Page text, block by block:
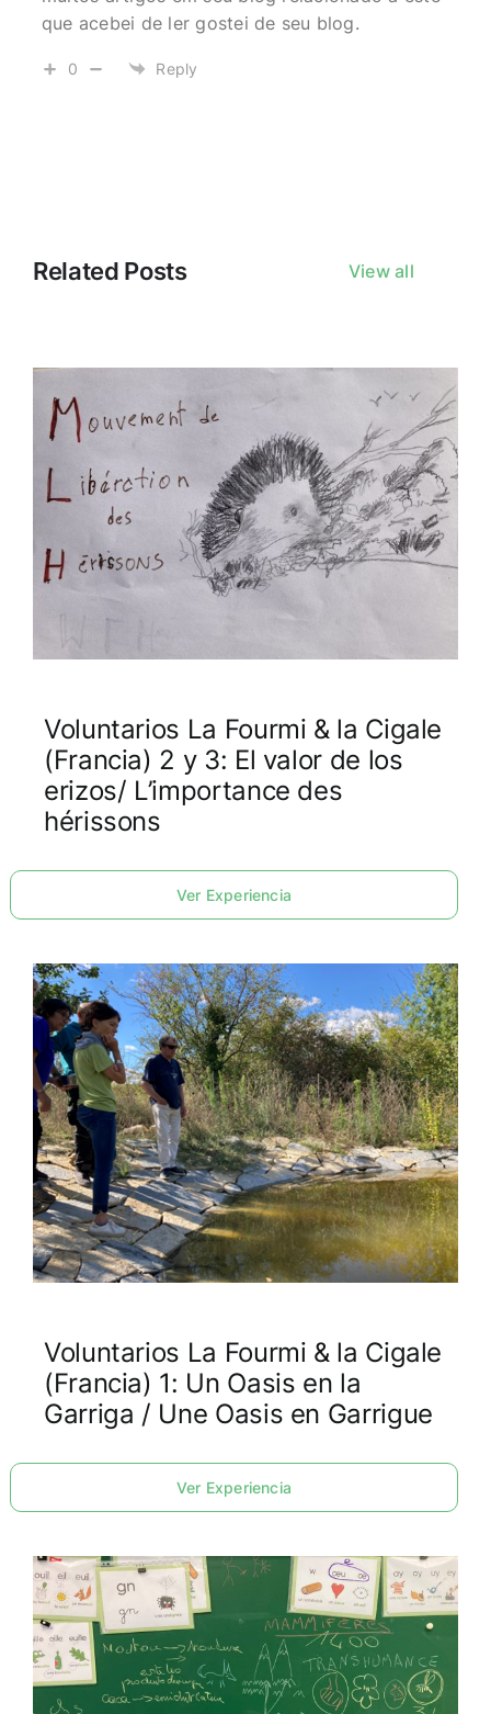
que acebei de ler gostei de seu blog.
0 Reply
Related Posts View all
Voluntarios La Fourmi & la Cigale
(Francia) 2 y 3: El valor de los
erizos/ L’importance des
hérissons
Ver Experiencia
Voluntarios La Fourmi & la Cigale
(Francia) 1: Un Oasis en la
Garriga / Une Oasis en Garrigue
Ver Experiencia